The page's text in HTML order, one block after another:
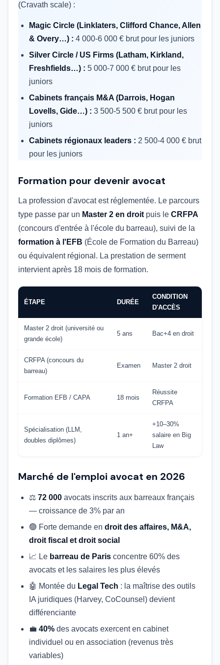
(Cravath scale) :
Magic Circle (Linklaters, Clifford Chance, Allen
& Overy…) : 4 000-6 000 € brut pour les juniors
Silver Circle / US Firms (Latham, Kirkland,
Freshfields…) : 5 000-7 000 € brut pour les
juniors
Cabinets français M&A (Darrois, Hogan
Lovells, Gide…) : 3 500-5 500 € brut pour les
juniors
Cabinets régionaux leaders : 2 500-4 000 € brut
pour les juniors
Formation pour devenir avocat
La profession d'avocat est réglementée. Le parcours
type passe par un Master 2 en droit puis le CRFPA
(concours d'entrée à l'école du barreau), suivi de la
formation à l'EFB (École de Formation du Barreau)
ou équivalent régional. La prestation de serment
intervient après 18 mois de formation.
ÉTAPE DURÉE
CONDITION
D'ACCÈS
Master 2 droit (université ou
grande école)
5 ans Bac+4 en droit
CRFPA (concours du
barreau)
Examen Master 2 droit
Formation EFB / CAPA 18 mois
Réussite
CRFPA
Spécialisation (LLM,
doubles diplômes)
1 an+
+10–30%
salaire en Big
Law
Marché de l'emploi avocat en 2026
⚖️ 72 000 avocats inscrits aux barreaux français
— croissance de 3% par an
🟢 Forte demande en droit des affaires, M&A,
droit fiscal et droit social
📈 Le barreau de Paris concentre 60% des
avocats et les salaires les plus élevés
🤖 Montée du Legal Tech : la maîtrise des outils
IA juridiques (Harvey, CoCounsel) devient
différenciante
💼 40% des avocats exercent en cabinet
individuel ou en association (revenus très
variables)